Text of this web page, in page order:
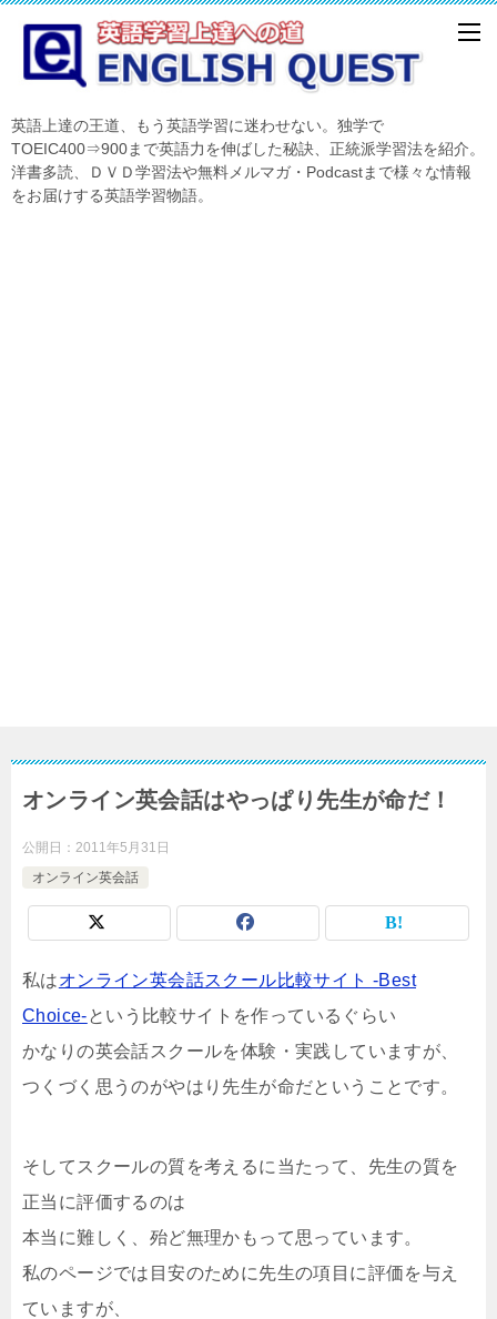
英語上達の王道、もう英語学習に迷わせない。独学で
TOEIC400⇒900まで英語力を伸ばした秘訣、正統派学習法を紹介。
洋書多読、ＤＶＤ学習法や無料メルマガ・Podcastまで様々な情報
をお届けする英語学習物語。
オンライン英会話はやっぱり先生が命だ！
公開日： 2011年5月31日
オンライン英会話
私はオンライン英会話スクール比較サイト -Best
Choice-という比較サイトを作っているぐらい
かなりの英会話スクールを体験・実践していますが、
つくづく思うのがやはり先生が命だということです。
そしてスクールの質を考えるに当たって、先生の質を
正当に評価するのは
本当に難しく、殆ど無理かもって思っています。
私のページでは目安のために先生の項目に評価を与え
ていますが、